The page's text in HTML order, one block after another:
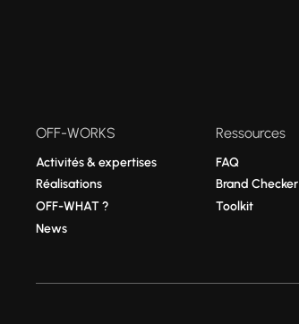
OFF-WORKS
Activités & expertises
Réalisations
OFF-WHAT ?
News
Ressources
FAQ
Brand Checker
Toolkit